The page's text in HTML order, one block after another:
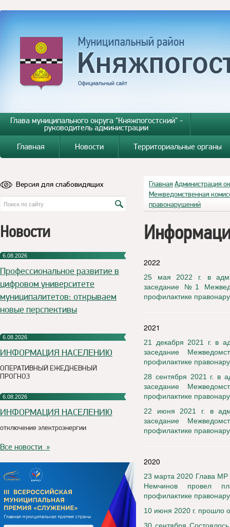
Глава муниципального округа "Княжпогостский" -
руководитель администрации
Главная
Новости Территориальные органы
Версия для слабовидящих
Новости
6.08.2026
Профессиональное развитие в
цифровом университете
муниципалитетов: открываем
новые перспективы
6.08.2026
ИНФОРМАЦИЯ НАСЕЛЕНИЮ
ОПЕРАТИВНЫЙ ЕЖЕДНЕВНЫЙ
ПРОГНОЗ
6.08.2026
ИНФОРМАЦИЯ НАСЕЛЕНИЮ
отключение электроэнергии
Все новости »
Главная Администрация
Межведомственная
правонарушений
2022
25 мая 2022 г. в
заседание №1
профилактике
2021
21 декабря 2021 г. в
заседание
профилактике
28 сентября 2021 г. в
заседание
профилактике
22 июня 2021 г. в
заседание
профилактике
2020
23 марта 2020 Глава МР
Немчинов провел
профилактике
10 июня 2020 г. прошло